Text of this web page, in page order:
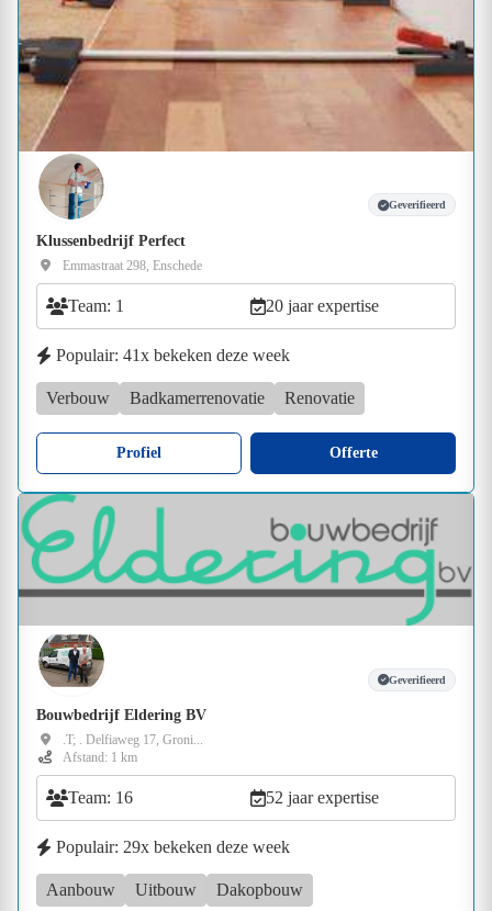
Geverifieerd
Klussenbedrijf Perfect
Emmastraat 298, Enschede
Team: 1 20 jaar expertise
Populair: 41x bekeken deze week
Verbouw Badkamerrenovatie Renovatie
Profiel Offerte
Geverifieerd
Bouwbedrijf Eldering BV
.T; . Delfiaweg 17, Groni...
Afstand: 1 km
Team: 16 52 jaar expertise
Populair: 29x bekeken deze week
Aanbouw Uitbouw Dakopbouw